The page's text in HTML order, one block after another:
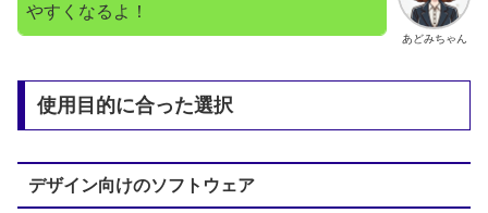
あどみちゃん
やすくなるよ！
使用目的に合った選択
デザイン向けのソフトウェア